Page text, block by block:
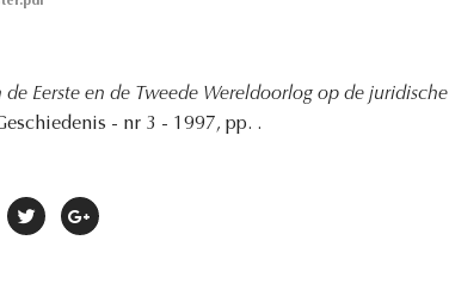
Eerste en de Tweede Wereldoorlog op de juridische
- nr 3 - 1997, pp. .